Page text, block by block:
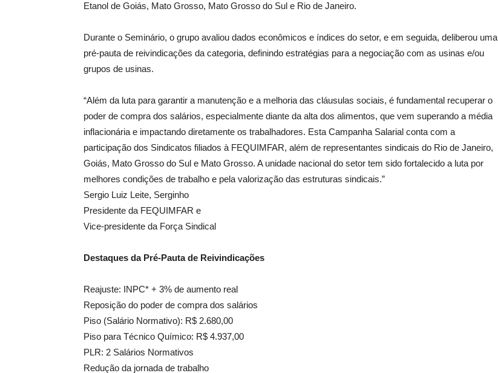
Etanol de Goiás, Mato Grosso, Mato Grosso do Sul e Rio de Janeiro.
Durante o Seminário, o grupo avaliou dados econômicos e índices do setor, e em seguida, deliberou uma
pré-pauta de reivindicações da categoria, definindo estratégias para a negociação com as usinas e/ou
grupos de usinas.
“Além da luta para garantir a manutenção e a melhoria das cláusulas sociais, é fundamental recuperar o
poder de compra dos salários, especialmente diante da alta dos alimentos, que vem superando a média
inflacionária e impactando diretamente os trabalhadores. Esta Campanha Salarial conta com a
participação dos Sindicatos filiados à FEQUIMFAR, além de representantes sindicais do Rio de Janeiro,
Goiás, Mato Grosso do Sul e Mato Grosso. A unidade nacional do setor tem sido fortalecido a luta por
melhores condições de trabalho e pela valorização das estruturas sindicais.”
Sergio Luiz Leite, Serginho
Presidente da FEQUIMFAR e
Vice-presidente da Força Sindical
Destaques da Pré-Pauta de Reivindicações
Reajuste: INPC* + 3% de aumento real
Reposição do poder de compra dos salários
Piso (Salário Normativo): R$ 2.680,00
Piso para Técnico Químico: R$ 4.937,00
PLR: 2 Salários Normativos
Redução da jornada de trabalho